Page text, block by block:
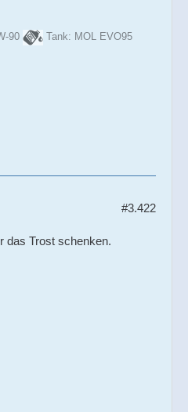
90 Tank: MOL EVO95
#3.422
das Trost schenken.